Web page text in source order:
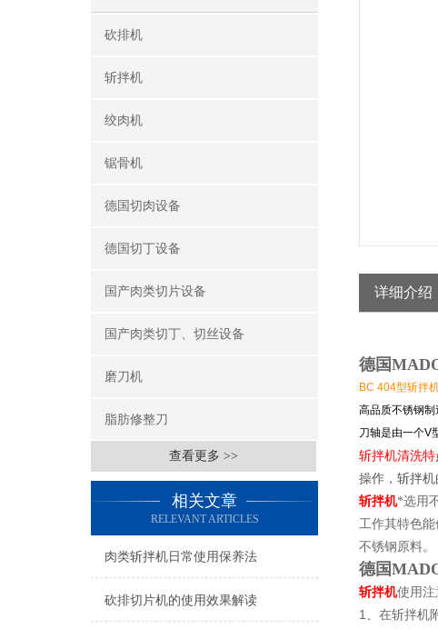
砍排机
斩拌机
绞肉机
锯骨机
德国切肉设备
德国切丁设备
国产肉类切片设备
国产肉类切丁、切丝设备
磨刀机
脂肪修整刀
查看更多 >>
相关文章
RELEVANT ARTICLES
肉类斩拌机日常使用保养法
砍排切片机的使用效果解读
详细介绍
德国
BC 404型斩拌
高品质不锈钢制
刀轴是由一个V
斩拌机清洗特
操作，斩拌
斩拌机*选用
工作其特色
不锈钢原料。
德国
斩拌机使用注
1 、在斩拌机